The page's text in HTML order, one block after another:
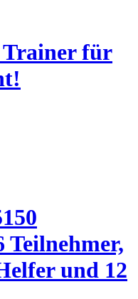
für
Teilnehmer,
und 12